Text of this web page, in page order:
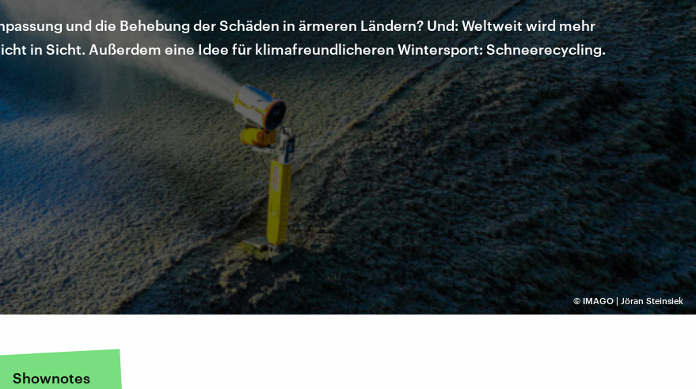
© IMAGO | Jöran Steinsiek
und die Behebung der Schäden in ärmeren Ländern? Und: Weltweit wird mehr
in Sicht. Außerdem eine Idee für klimafreundlicheren Wintersport: Schneerecycling.
Shownotes